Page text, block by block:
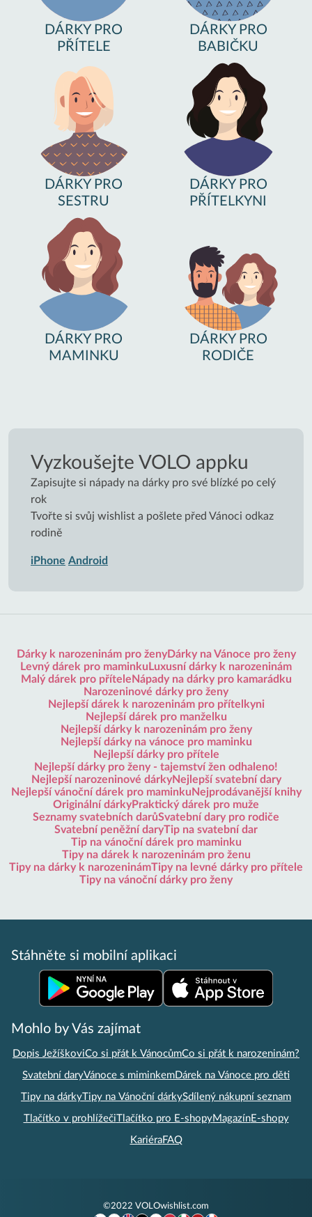
DÁRKY PRO
PŘÍTELE
DÁRKY PRO
BABIČKU
DÁRKY PRO
SESTRU
DÁRKY PRO
PŘÍTELKYNI
DÁRKY PRO
MAMINKU
DÁRKY PRO
RODIČE
Vyzkoušejte VOLO appku
Zapisujte si nápady na dárky pro své blízké po celý
rok
Tvořte si svůj wishlist a pošlete před Vánoci odkaz
rodině
iPhone Android
Dárky k narozeninám pro ženyDárky na Vánoce pro ženy
Levný dárek pro maminku Luxusní dárky k narozeninám
Malý dárek pro přítele Nápady na dárky pro kamarádku
Narozeninové dárky pro ženy
Nejlepší dárek k narozeninám pro přítelkyni
Nejlepší dárek pro manželku
Nejlepší dárky k narozeninám pro ženy
Nejlepší dárky na vánoce pro maminku
Nejlepší dárky pro přítele
Nejlepší dárky pro ženy - tajemství žen odhaleno!
Nejlepší narozeninové dárkyNejlepší svatební dary
Nejlepší vánoční dárek pro maminku Nejprodávanější knihy
Originální dárkyPraktický dárek pro muže
Seznamy svatebních darůSvatební dary pro rodiče
Svatební peněžní daryTip na svatební dar
Tip na vánoční dárek pro maminku
Tipy na dárek k narozeninám pro ženu
Tipy na dárky k narozeninámTipy na levné dárky pro přítele
Tipy na vánoční dárky pro ženy
Stáhněte si mobilní aplikaci
Mohlo by Vás zajímat
Dopis JežíškoviCo si přát k VánocůmCo si přát k narozeninám?
Svatební daryVánoce s miminkemDárek na Vánoce pro děti
Tipy na dárkyTipy na Vánoční dárkySdílený nákupní seznam
Tlačítko v prohlížečiTlačítko pro E-shopyMagazínE-shopy
KariéraFAQ
©2022 VOLOwishlist.com